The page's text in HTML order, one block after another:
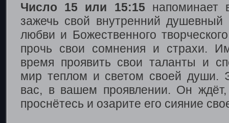
Число 15 или 15:15 напоминает
зажечь свой внутренний душевный
любви и Божественного
прочь свои сомнения и страхи.
время проявить свои таланты и
мир теплом и светом своей души.
вас, в вашем проявлении. Он
проснётесь и озарите его сияние